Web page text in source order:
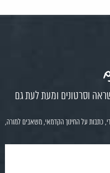
וסרטונים ומעת לעת גם
כתבות על החינוך הקדמאי, משאבים למורה,